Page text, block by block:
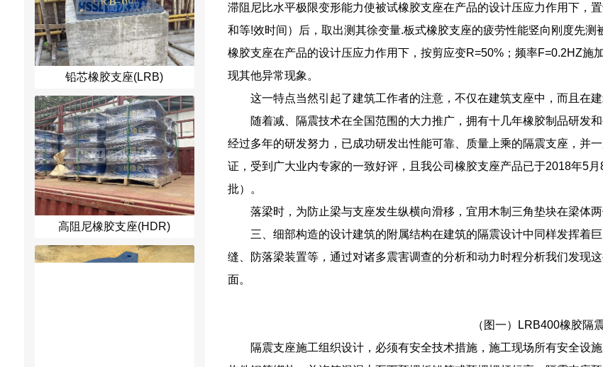
铅芯橡胶支座(LRB)
高阻尼橡胶支座(HDR)
滞阻尼比水平极限变形能力使被试橡胶支座在产品的设计压应力作用下
和等!效时间）后，取出测其徐变量.板式橡胶支座的疲劳性能竖向刚度先
橡胶支座在产品的设计压应力作用下，按剪应变R=50%；频率F=0.2HZ施
现其他异常现象。
这一特点当然引起了建筑工作者的注意，不仅在建筑支座中，而且在
随着减、隔震技术在全国范围的大力推广，拥有十几年橡胶制品研发
经过多年的研发努力，已成功研发出性能可靠、质量上乘的隔震支座，并
证，受到广大业内专家的一致好评，且我公司橡胶支座产品已于2018年5
批）。
落梁时，为防止梁与支座发生纵横向滑移，宜用木制三角垫块在梁体
三、细部构造的设计建筑的附属结构在建筑的隔震设计中同样发挥着
缝、防落梁装置等，通过对诸多震害调查的分析和动力时程分析我们发现
面。
（图一）LRB400橡胶隔
隔震支座施工组织设计，必须有安全技术措施，施工现场所有安全设